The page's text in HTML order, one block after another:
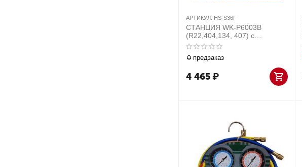
АРТИКУЛ: HS-S36F
СТАНЦИЯ WK-P6003B
(R22,404,134, 407) с
шлангами в кейсе ( HS-S36F)
предзаказ
4 465₽